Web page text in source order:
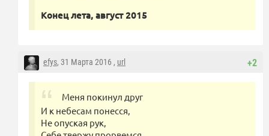
Конец лета, август 2015
+2
efys, 31 Марта 2016 , url
Меня покинул друг
И к небесам понесся,
Не опуская рук,